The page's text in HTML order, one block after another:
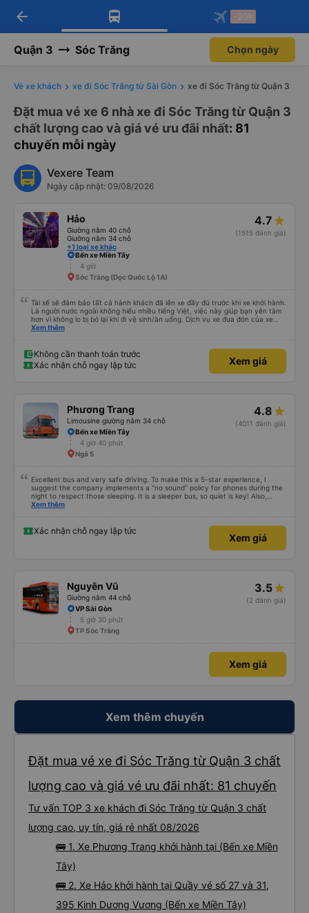
Tải app Vexere ngay!
Nhận ưu đãi thành viên độc
Mở app
Tải app Vexere
-30k/ghế khi đặt vé máy bay qua
Mở app
arrow_back -30k
Quận 3 Sóc Trăng Chọn ngày
Vé xe khách xe đi Sóc Trăng từ Sài Gòn xe đi Sóc Trăng từ Quận 3
Đặt mua vé xe 6 nhà xe đi Sóc Trăng từ Quận 3
chất lượng cao và giá vé ưu đãi nhất: 81
chuyến mỗi ngày
Vexere Team
Ngày cập nhật: 09/08/2026
Hảo
Giường nằm 40 chỗ
Giường nằm 34 chỗ
+1 loại xe khác
4.7
(1515 đánh giá)
Bến xe Miền Tây
4 giờ
Sóc Trăng (Dọc Quốc Lộ 1A)
Tài xế sẽ đảm bảo tất cả hành khách đã lên xe đầy đủ trước khi xe khởi hành.
Là người nước ngoài không hiểu nhiều tiếng Việt, việc này giúp bạn yên tâm
hơn vì không lo bị bỏ lại khi đi vệ sinh/ăn uống. Dịch vụ xe đưa đón của xe
buýt Hảo cũng là một điểm cộng, đưa bạn từ bến xe đến chỗ ở MIỄN PHÍ!
Xem thêm
Không cần thanh toán trước
Xác nhận chỗ ngay lập tức
Xem giá
Phương Trang
Limousine giường nằm 34 chỗ
4.8
(4011 đánh giá)
Bến xe Miền Tây
4 giờ 40 phút
Ngã 5
Excellent bus and very safe driving. To make this a 5-star experience, I
suggest the company implements a "no sound" policy for phones during the
night to respect those sleeping. It is a sleeper bus, so quiet is key! Also,
please display the Wi-Fi password clearly inside the cabin for convenience. I
quy định rõ ràng về việc giữ im lặng (tắt âm thanh điện thoại) vào ban đêm
để tránh làm phiền hành khách khác ngủ. Ngoài ra, nhà xe nên dán sẵn mật
khẩu Wi-Fi trong xe để hành khách dễ dàng sử dụng. Tôi vẫn sẽ tiếp tục ủng
Xem thêm
Xác nhận chỗ ngay lập tức
Xem giá
Nguyên Vũ
Giường nằm 44 chỗ
3.5
(2 đánh giá)
VP Sài Gòn
5 giờ 30 phút
TP Sóc Trăng
Xem giá
Xem thêm chuyến
Đặt mua vé xe đi Sóc Trăng từ Quận 3 chất
lượng cao và giá vé ưu đãi nhất: 81 chuyến
Tư vấn TOP 3 xe khách đi Sóc Trăng từ Quận 3 chất
lượng cao, uy tín, giá rẻ nhất 08/2026
🚌 1. Xe Phương Trang khởi hành tại (Bến xe Miền
Tây)
🚌 2. Xe Hảo khởi hành tại Quầy vé số 27 và 31,
395 Kinh Dương Vương (Bến xe Miền Tây)